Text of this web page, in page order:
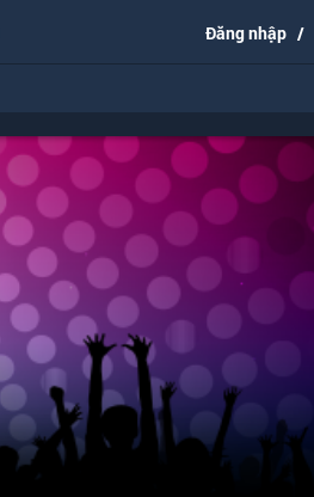
Đăng nhập /